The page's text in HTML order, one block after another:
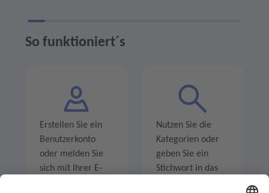
So funktioniert´s
Erstellen Sie ein
Benutzerkonto
oder melden Sie
sich mit Ihrer E-
Nutzen Sie die
Kategorien oder
geben Sie ein
Stichwort in das